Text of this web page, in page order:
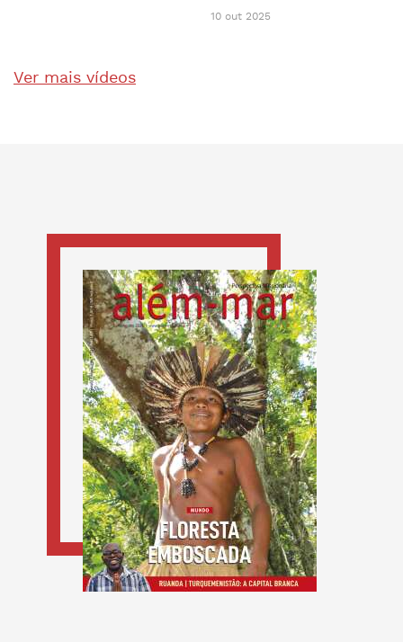
10 out 2025
Ver mais vídeos